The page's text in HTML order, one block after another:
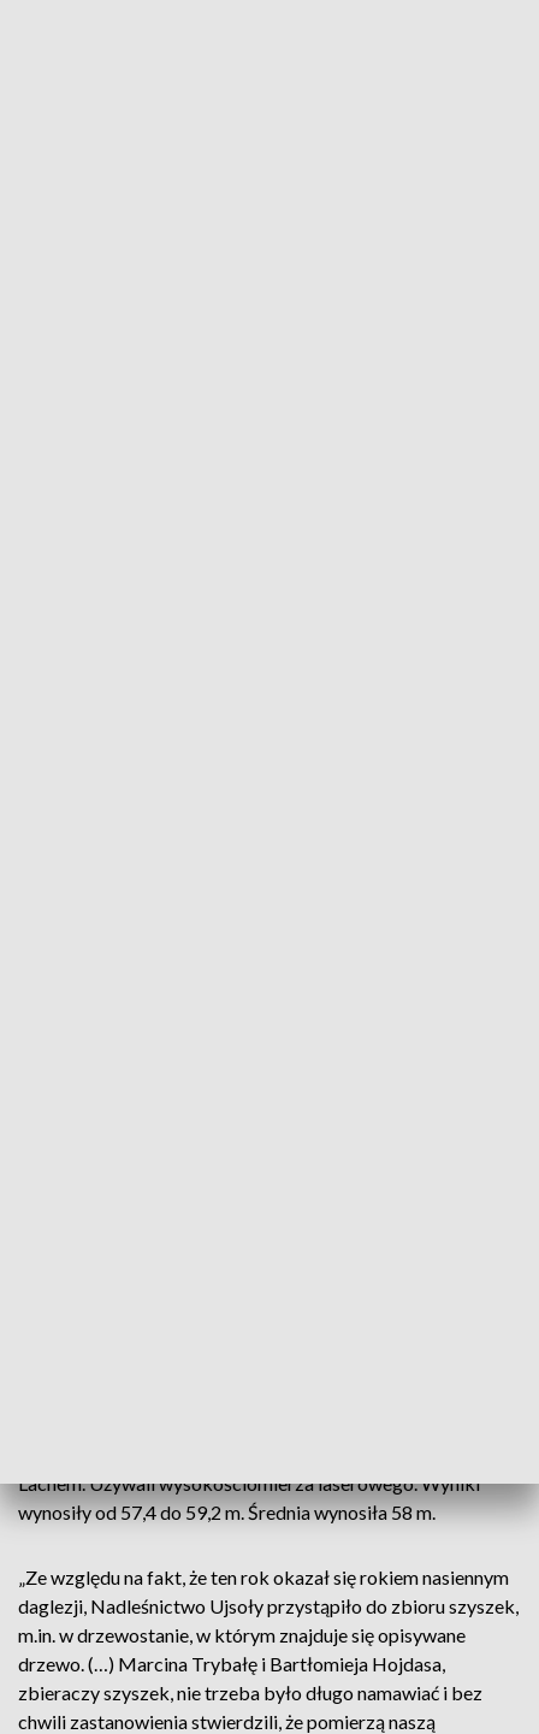
Lachem. Używali wysokościomierza laserowego. Wyniki
wynosiły od 57,4 do 59,2 m. Średnia wynosiła 58 m.
„Ze względu na fakt, że ten rok okazał się rokiem nasiennym
daglezji, Nadleśnictwo Ujsoły przystąpiło do zbioru szyszek,
m.in. w drzewostanie, w którym znajduje się opisywane
drzewo. (…) Marcina Trybałę i Bartłomieja Hojdasa,
zbieraczy szyszek, nie trzeba było długo namawiać i bez
chwili zastanowienia stwierdzili, że pomierzą naszą